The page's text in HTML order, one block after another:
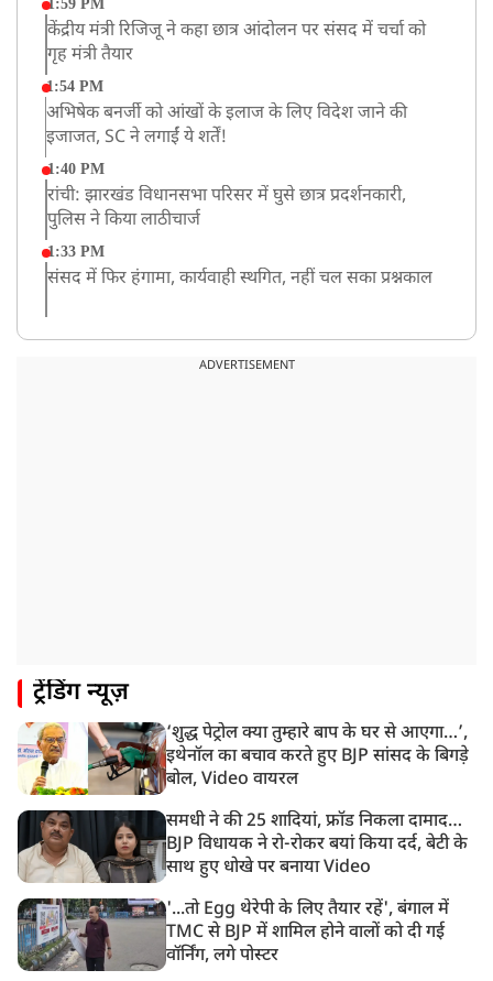
1:59 PM
केंद्रीय मंत्री रिजिजू ने कहा छात्र आंदोलन पर संसद में चर्चा को
गृह मंत्री तैयार
1:54 PM
अभिषेक बनर्जी को आंखों के इलाज के लिए विदेश जाने की
इजाजत, SC ने लगाईं ये शर्तें!
1:40 PM
रांची: झारखंड विधानसभा परिसर में घुसे छात्र प्रदर्शनकारी,
पुलिस ने किया लाठीचार्ज
1:33 PM
संसद में फिर हंगामा, कार्यवाही स्थगित, नहीं चल सका प्रश्नकाल
रांची प्रदर्शन: विधानसभा के बेहद करीब पहुंचे छात्र, वाटर कैनन
रांची में छात्रों का विधानसभा मार्च शुरू, BJP ने भी CM आवास
8:57 AM
राम मंदिर चंदा चोरी मुद्दे को लोकसभा में उठाएंगे KC
Venugopal, स्वतंत्र जांच की मांग
ADVERTISEMENT
ट्रेंडिंग न्यूज़
‘शुद्ध पेट्रोल क्या तुम्हारे बाप के घर से आएगा…’,
इथेनॉल का बचाव करते हुए BJP सांसद के बिगड़े
बोल, Video वायरल
समधी ने की 25 शादियां, फ्रॉड निकला दामाद…
BJP विधायक ने रो-रोकर बयां किया दर्द, बेटी के
साथ हुए धोखे पर बनाया Video
'...तो Egg थेरेपी के लिए तैयार रहें', बंगाल में
TMC से BJP में शामिल होने वालों को दी गई
वॉर्निंग, लगे पोस्टर